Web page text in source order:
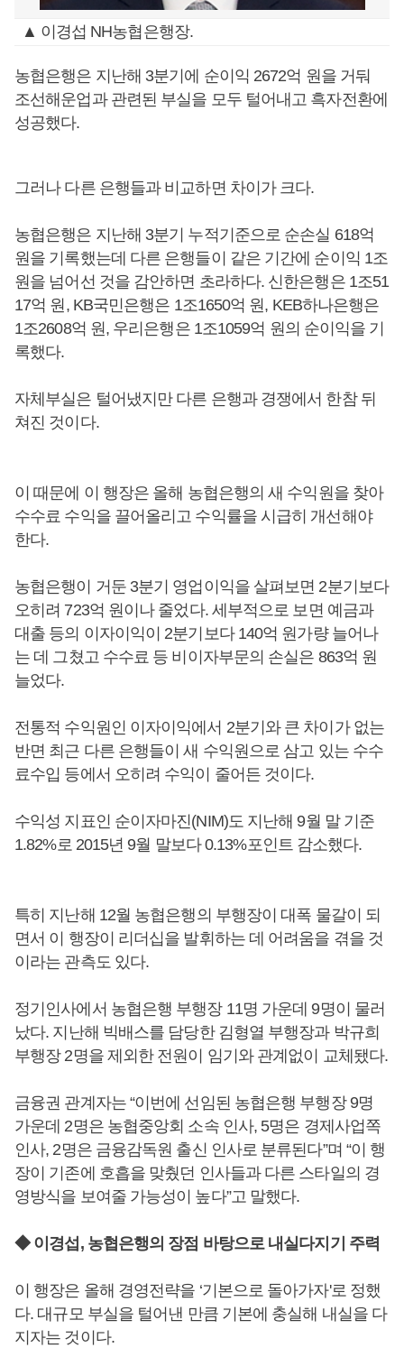
▲ 이경섭 NH농협은행장.
농협은행은 지난해 3분기에 순이익 2672억 원을 거둬
조선해운업과 관련된 부실을 모두 털어내고 흑자전환에
성공했다.
그러나 다른 은행들과 비교하면 차이가 크다.
농협은행은 지난해 3분기 누적기준으로 순손실 618억
원을 기록했는데 다른 은행들이 같은 기간에 순이익 1조
원을 넘어선 것을 감안하면 초라하다. 신한은행은 1조51
17억 원, KB국민은행은 1조1650억 원, KEB하나은행은
1조2608억 원, 우리은행은 1조1059억 원의 순이익을 기
록했다.
자체부실은 털어냈지만 다른 은행과 경쟁에서 한참 뒤
쳐진 것이다.
이 때문에 이 행장은 올해 농협은행의 새 수익원을 찾아
수수료 수익을 끌어올리고 수익률을 시급히 개선해야
한다.
농협은행이 거둔 3분기 영업이익을 살펴보면 2분기보다
오히려 723억 원이나 줄었다. 세부적으로 보면 예금과
대출 등의 이자이익이 2분기보다 140억 원가량 늘어나
는 데 그쳤고 수수료 등 비이자부문의 손실은 863억 원
늘었다.
전통적 수익원인 이자이익에서 2분기와 큰 차이가 없는
반면 최근 다른 은행들이 새 수익원으로 삼고 있는 수수
료수입 등에서 오히려 수익이 줄어든 것이다.
수익성 지표인 순이자마진(NIM)도 지난해 9월 말 기준
1.82%로 2015년 9월 말보다 0.13%포인트 감소했다.
특히 지난해 12월 농협은행의 부행장이 대폭 물갈이 되
면서 이 행장이 리더십을 발휘하는 데 어려움을 겪을 것
이라는 관측도 있다.
정기인사에서 농협은행 부행장 11명 가운데 9명이 물러
났다. 지난해 빅배스를 담당한 김형열 부행장과 박규희
부행장 2명을 제외한 전원이 임기와 관계없이 교체됐다.
금융권 관계자는 “이번에 선임된 농협은행 부행장 9명
가운데 2명은 농협중앙회 소속 인사, 5명은 경제사업쪽
인사, 2명은 금융감독원 출신 인사로 분류된다”며 “이 행
장이 기존에 호흡을 맞췄던 인사들과 다른 스타일의 경
영방식을 보여줄 가능성이 높다”고 말했다.
◆ 이경섭, 농협은행의 장점 바탕으로 내실다지기 주력
이 행장은 올해 경영전략을 ‘기본으로 돌아가자'로 정했
다. 대규모 부실을 털어낸 만큼 기본에 충실해 내실을 다
지자는 것이다.